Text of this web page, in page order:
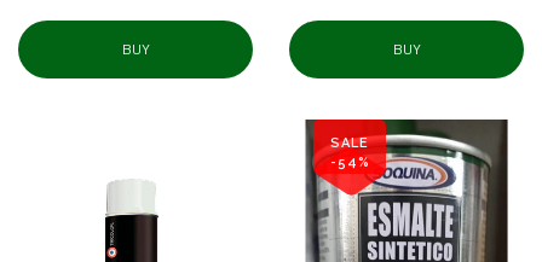
BUY BUY
SALE
-54%